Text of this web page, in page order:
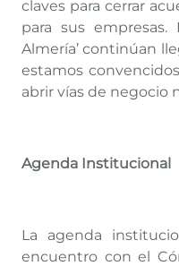
claves para cerrar
para sus empresas.
Almería’ continúan
estamos
abrir vías de negocio
Agenda Institucional
La agenda
encuentro con el